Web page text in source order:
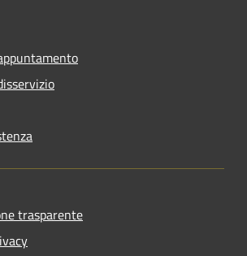
trasparente